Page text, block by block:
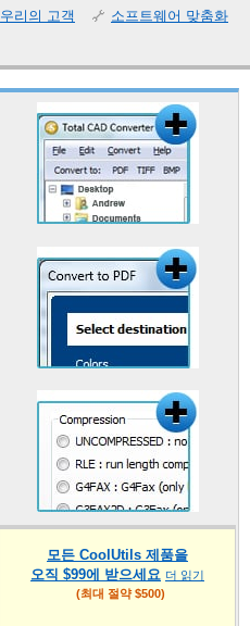
우리의 고객 소프트웨어 맞춤화
모든 CoolUtils 제품을
오직 $99에 받으세요 더 읽기
(최대 절약 $500)